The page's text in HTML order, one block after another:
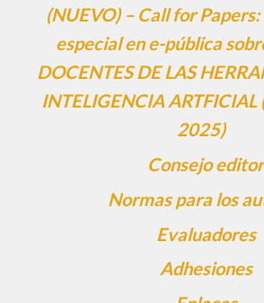
(NUEVO) – Call for
especial en e-pública
DOCENTES DE LAS
INTELIGENCIA
2025)
Consejo editor
Normas para los
Evaluadores
Adhesiones